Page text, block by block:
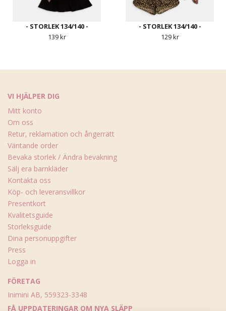
- STORLEK 134/140 -
139 kr
- STORLEK 134/140 -
129 kr
VI HJÄLPER DIG
Mitt konto
Om oss
Retur, reklamation och ångerrätt
Väntande order
Bevaka storlek / Ändra bevakning
Sälj era barnkläder
Kontakta oss
Köp- och leveransvillkor
Presentkort
Kvalitetsguide
Storleksguide
Dina personuppgifter
Press
Logga in
FÖRETAG
Inimini AB, 559323-3348
FÅ UPPDATERINGAR OM NYA SLÄPP